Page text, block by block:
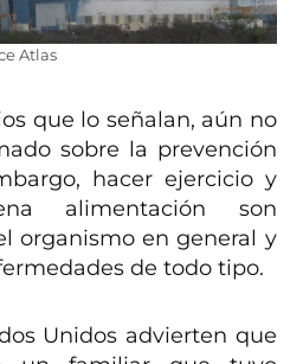
Atlas
que lo señalan, aún no
sobre la prevención
hacer ejercicio y
alimentación son
organismo en general y
de todo tipo.
Unidos advierten que